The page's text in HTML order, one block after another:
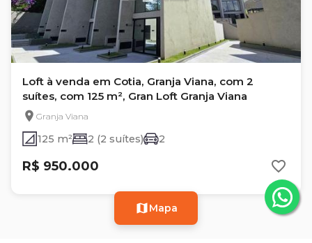
Loft à venda em Cotia, Granja Viana, com 2
suítes, com 125 m², Gran Loft Granja Viana
Granja Viana
125 m² 2 (2 suítes) 2
R$ 950.000
Mapa